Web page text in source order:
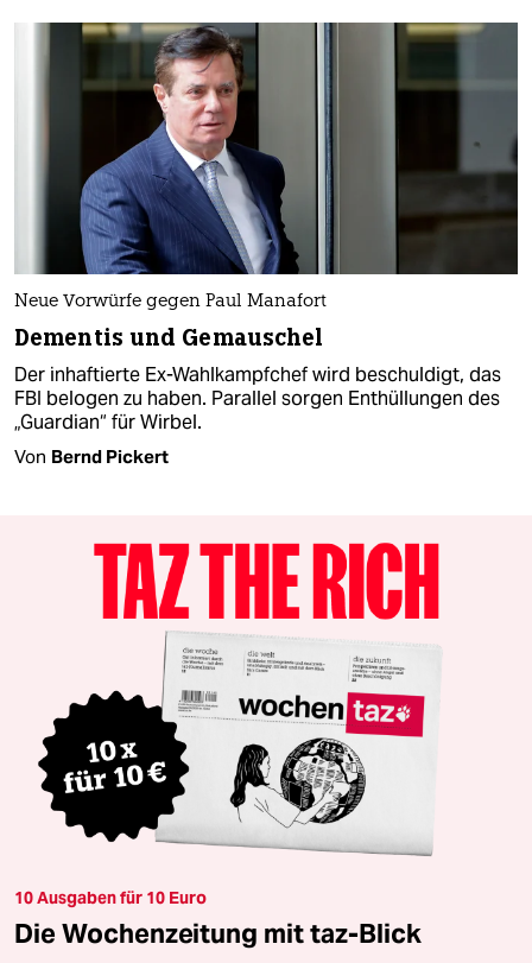
Neue Vorwürfe gegen Paul Manafort
Dementis und Gemauschel
Der inhaftierte Ex-Wahlkampfchef wird beschuldigt, das
FBI belogen zu haben. Parallel sorgen Enthüllungen des
„Guardian“ für Wirbel.
Von Bernd Pickert
10 Ausgaben für 10 Euro
Die Wochenzeitung mit taz-Blick